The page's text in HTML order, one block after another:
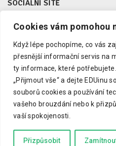
Cookies vám pomohou
Když lépe pochopíme, co vás
přesnější informační servis na
ty informace, které potřebujete.
„Přijmout vše“ a dejte EDUinu
souborů cookies a používání
vašeho brouzdání nebo k
vaší spokojenosti.
Přizpůsobit
SOCIÁLNÍ SÍTĚ
Facebook
Instagram
Youtube
LinkedIn
Copyright © 2023 EDUin, o. p. s.
Informujeme o vzdělávání.